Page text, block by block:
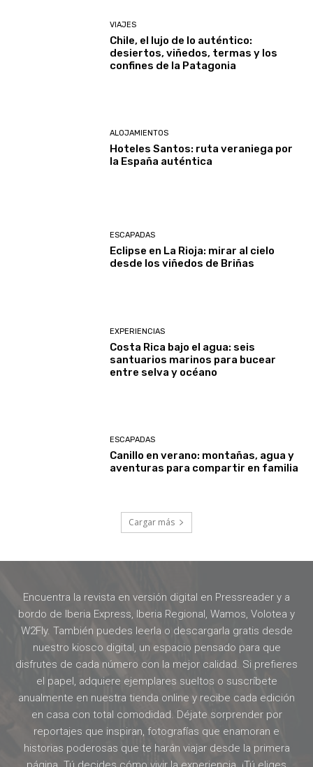
VIAJES
Chile, el lujo de lo auténtico:
desiertos, viñedos, termas y los
confines de la Patagonia
ALOJAMIENTOS
Hoteles Santos: ruta veraniega por
la España auténtica
ESCAPADAS
Eclipse en La Rioja: mirar al cielo
desde los viñedos de Briñas
EXPERIENCIAS
Costa Rica bajo el agua: seis
santuarios marinos para bucear
entre selva y océano
ESCAPADAS
Canillo en verano: montañas, agua y
aventuras para compartir en familia
Cargar más
Encuentra la revista en versión digital en Pressreader y a
bordo de Iberia Express, Iberia Regional, Wamos, Volotea y
W2Fly. También puedes leerla o descargarla gratis desde
nuestro kiosco digital, un espacio pensado para que
disfrutes de cada número con la mejor calidad. Si prefieres
el papel, adquiere ejemplares sueltos o suscríbete
anualmente en nuestra tienda online y recibe cada edición
en casa con total comodidad. Déjate sorprender por
reportajes que inspiran, fotografías que enamoran e
historias poderosas que te harán viajar desde la primera